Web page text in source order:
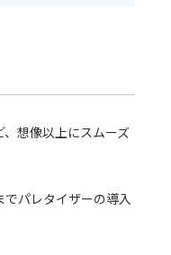
、想像以上にスムーズ
パレタイザーの導入